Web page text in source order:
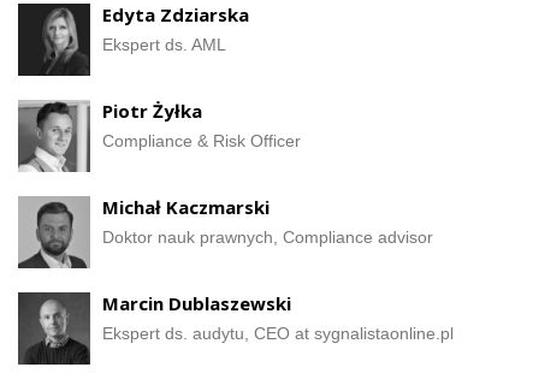
Edyta Zdziarska
Ekspert ds. AML
Piotr Żyłka
Compliance & Risk Officer
Michał Kaczmarski
Doktor nauk prawnych, Compliance advisor
Marcin Dublaszewski
Ekspert ds. audytu, CEO at sygnalistaonline.pl